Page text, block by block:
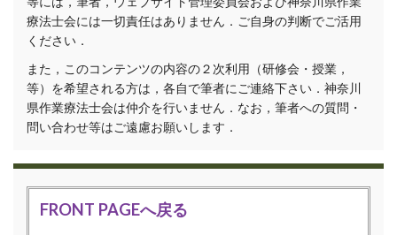
療法士会には一切責任はありません．ご自身の判断でご活用
ください．
また，このコンテンツの内容の２次利用（研修会・授業，
等）を希望される方は，各自で筆者にご連絡下さい．神奈川
県作業療法士会は仲介を行いません．なお，筆者への質問・
問い合わせ等はご遠慮お願いします．
FRONT PAGEへ戻る